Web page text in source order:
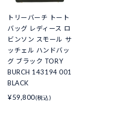
トリーバーチ トート
バッグ レディース ロ
ビンソン スモール サ
ッチェル ハンドバッ
グ ブラック TORY
BURCH 143194 001
BLACK
¥59,800(税込)